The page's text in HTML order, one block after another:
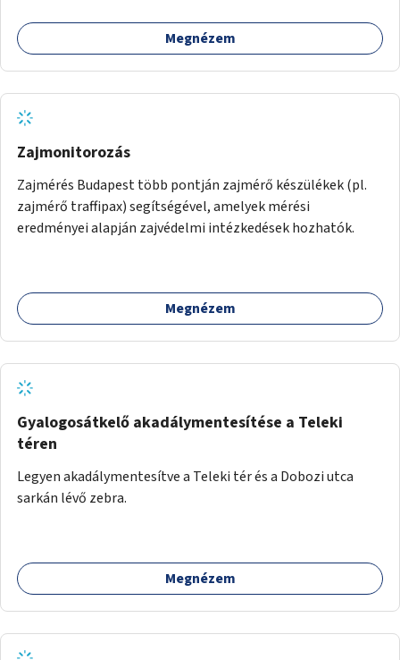
Megnézem
Zajmonitorozás
Zajmérés Budapest több pontján zajmérő készülékek (pl.
zajmérő traffipax) segítségével, amelyek mérési
eredményei alapján zajvédelmi intézkedések hozhatók.
Megnézem
Gyalogosátkelő akadálymentesítése a Teleki
téren
Legyen akadálymentesítve a Teleki tér és a Dobozi utca
sarkán lévő zebra.
Megnézem